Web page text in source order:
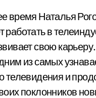
время Наталья
работать в
свою
из самых
телевидения и
поклонников